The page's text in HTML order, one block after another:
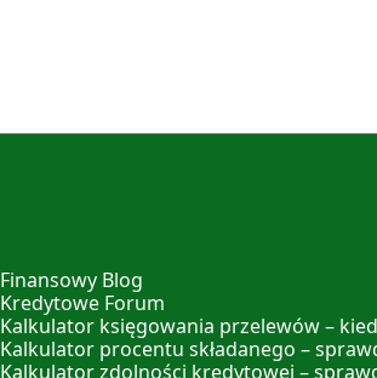
Finansowy Blog
Kredytowe Forum
Kalkulator księgowania przelewów –
Kalkulator procentu składanego –
Kalkulator zdolności kredytowej –